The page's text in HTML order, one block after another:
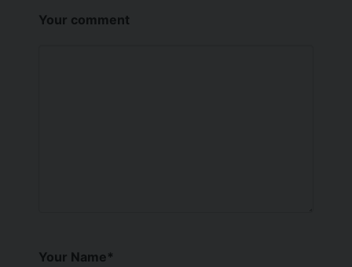
Your comment
Your Name*